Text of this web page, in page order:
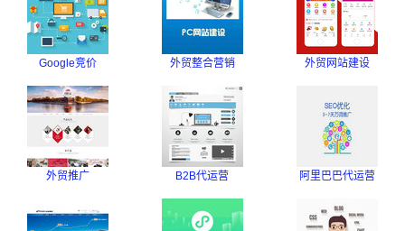
Google竞价 外贸整合营销 外贸网站建设
外贸推广 B2B代运营 阿里巴巴代运营